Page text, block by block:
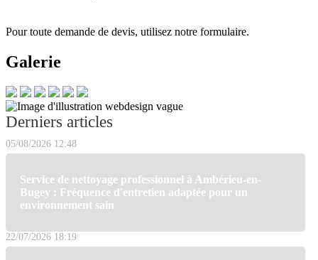
Pour toute demande de devis, utilisez notre formulaire.
Galerie
Derniers articles
05/08/2026 12:48
Service de nettoyage professionnel à Ambérieu-en-
Bugey : Fréquence d'entretien adaptée pour un
environnement sain
22/07/2026 18:19